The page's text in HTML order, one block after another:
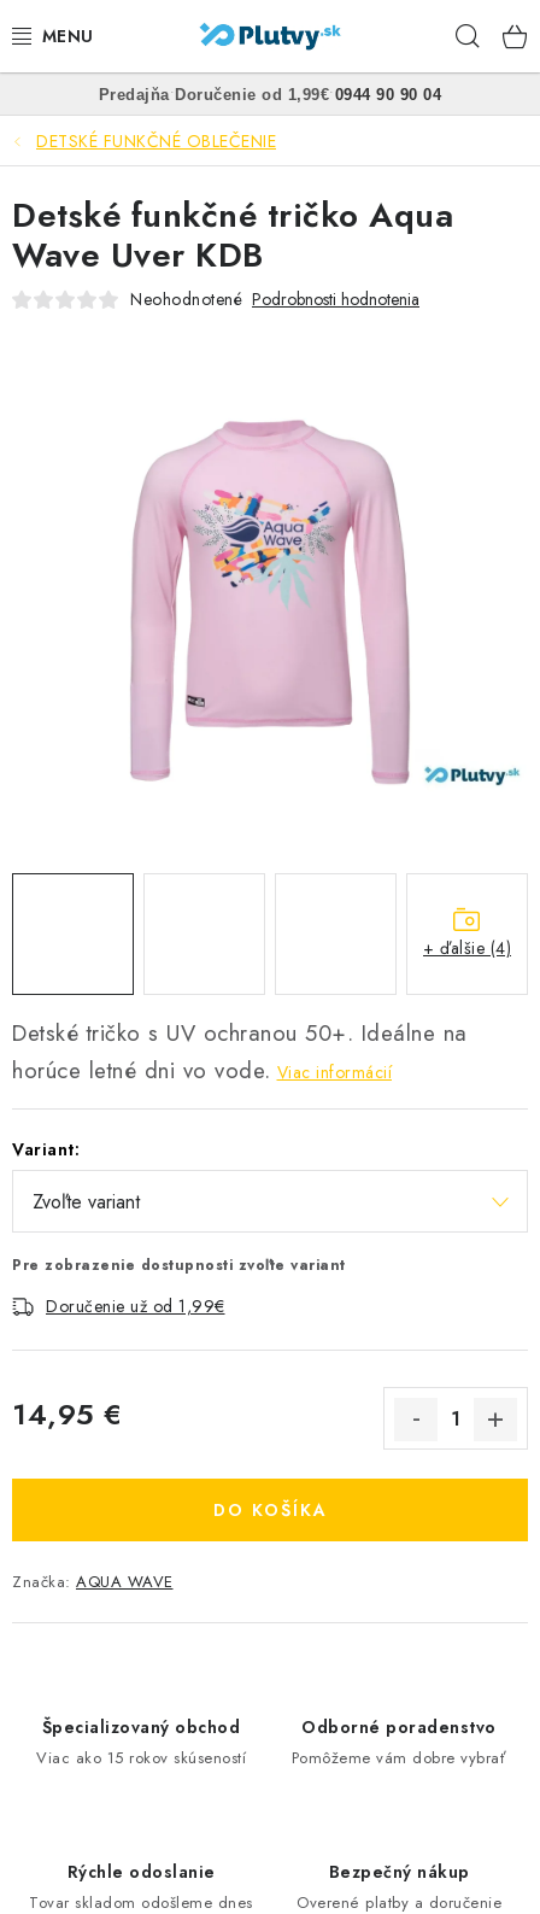
na
PLÁVANIE
ŠNORCHLOVANIE
FREEDIVING
SPEARFISHING
VŠETKO PRE DETI
HRAČKY DO VODY
PODVODNÉ SKÚTRE
Predajňa• Doručenie od 1,99€• 0944 90 90 04
DETSKÉ FUNKČNÉ OBLEČENIE
Detské tričko s UV ochranou 50+. Ideálne na
horúce letné dni vo vode. Viac informácií
Variant:
Pre zobrazenie dostupnosti zvoľte variant
Doručenie už od 1,99€
14,95 €
DO KOŠÍKA
Značka: AQUA WAVE
Detské funkčné tričko Aqua
Wave Uver KDB
Neohodnotené Podrobnosti hodnotenia
+ ďalšie (4)
Špecializovaný obchod
Viac ako 15 rokov skúseností
Odborné poradenstvo
Pomôžeme vám dobre vybrať
Rýchle odoslanie
Tovar skladom odošleme dnes
Bezpečný nákup
Overené platby a doručenie